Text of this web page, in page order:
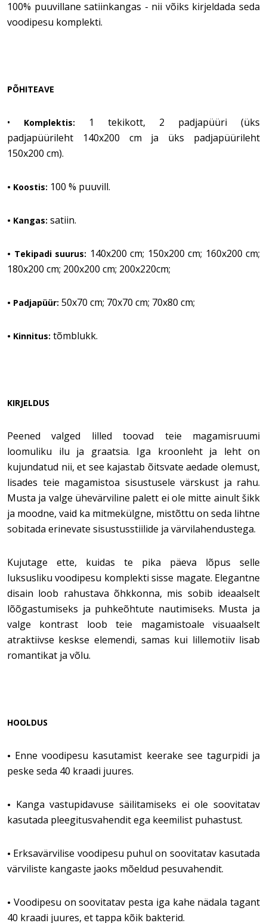
100% puuvillane satiinkangas - nii võiks kirjeldada seda
voodipesu komplekti.
PÕHITEAVE
• Komplektis:
1 tekikott, 2 padjapüüri (üks
padjapüürileht 140x200 cm ja üks padjapüürileht
150x200 cm).
• Koostis: 100 % puuvill.
• Kangas: satiin.
• Tekipadi suurus: 140x200 cm; 150x200 cm; 160x200 cm;
180x200 cm; 200x200 cm; 200x220cm;
• Padjapüür: 50x70 cm; 70x70 cm; 70x80 cm;
• Kinnitus: tõmblukk.
KIRJELDUS
Peened valged lilled toovad teie magamisruumi
loomuliku ilu ja graatsia. Iga kroonleht ja leht on
kujundatud nii, et see kajastab õitsvate aedade olemust,
lisades teie magamistoa sisustusele värskust ja rahu.
Musta ja valge ühevärviline palett ei ole mitte ainult šikk
ja moodne, vaid ka mitmekülgne, mistõttu on seda lihtne
sobitada erinevate sisustusstiilide ja värvilahendustega.
Kujutage ette, kuidas te pika päeva lõpus selle
luksusliku voodipesu komplekti sisse magate. Elegantne
disain loob rahustava õhkkonna, mis sobib ideaalselt
lõõgastumiseks ja puhkeõhtute nautimiseks. Musta ja
valge kontrast loob teie magamistoale visuaalselt
atraktiivse keskse elemendi, samas kui lillemotiiv lisab
romantikat ja võlu.
HOOLDUS
• Enne voodipesu kasutamist keerake see tagurpidi ja
peske seda 40 kraadi juures.
• Kanga vastupidavuse säilitamiseks ei ole soovitatav
kasutada pleegitusvahendit ega keemilist puhastust.
• Erksavärvilise voodipesu puhul on soovitatav kasutada
värviliste kangaste jaoks mõeldud pesuvahendit.
• Voodipesu on soovitatav pesta iga kahe nädala tagant
40 kraadi juures, et tappa kõik bakterid.